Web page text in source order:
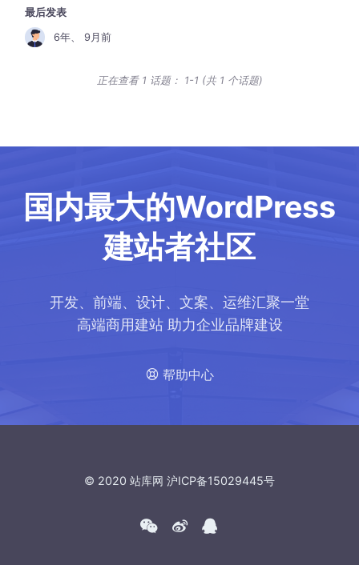
正在查看 1 话题： 1-1 (共 1 个话题)
最后发表
6年、 9月前
国内最大的WordPress
建站者社区
开发、前端、设计、文案、运维汇聚一堂
高端商用建站 助力企业品牌建设
帮助中心
© 2020 站库网 沪ICP备15029445号